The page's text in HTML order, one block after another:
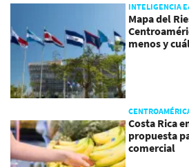
INTELIGENCIA
Mapa del
menos y
Costa Rica
propuesta
comercial